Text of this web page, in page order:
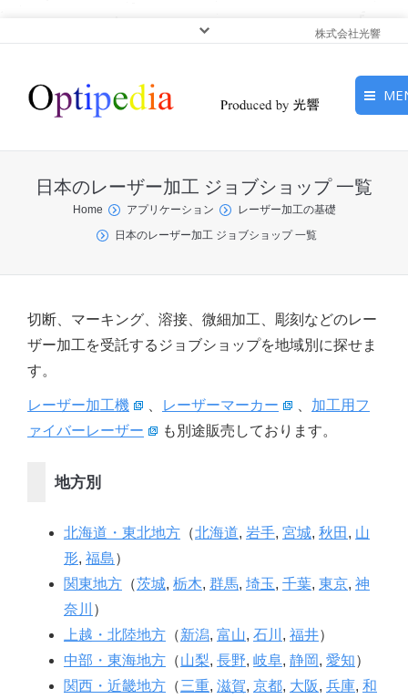
株式会社光響
ピックアップ
光基礎・光源
ン
サービス
日本のレーザー加工 ジョブショップ 一覧
You are here:
Home アプリケーション
レーザー加工の基礎
日本のレーザー加工 ジョブショップ 一覧
切断、マーキング、溶接、微細加工、彫刻などのレー
ザー加工を受託するジョブショップを地域別に探せま
す。
レーザー加工機 レーザーマーカー
加工用フ
ァイバーレーザー
も別途販売しております。
地方別
北海道・東北地方 （北海道, 岩手, 宮城, 秋田 , 山
形, 福島）
関東地方 （茨城, 栃木, 群馬, 埼玉, 千葉, 東京, 神
奈川
）
上越・北陸地方 （新潟, 富山, 石川 , 福井）
中部・東海地方 （山梨, 長野, 岐阜, 静岡, 愛知）
関西・近畿地方 （三重, 滋賀, 京都, 大阪, 兵庫, 和